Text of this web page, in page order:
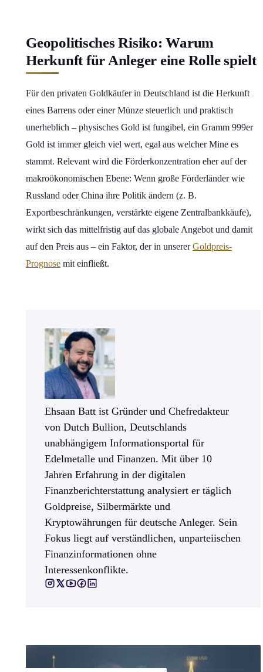
Geopolitisches Risiko: Warum
Herkunft für Anleger eine Rolle spielt
Für den privaten Goldkäufer in Deutschland ist die Herkunft
eines Barrens oder einer Münze steuerlich und praktisch
unerheblich – physisches Gold ist fungibel, ein Gramm 999er
Gold ist immer gleich viel wert, egal aus welcher Mine es
stammt. Relevant wird die Förderkonzentration eher auf der
makroökonomischen Ebene: Wenn große Förderländer wie
Russland oder China ihre Politik ändern (z. B.
Exportbeschränkungen, verstärkte eigene Zentralbankkäufe),
wirkt sich das mittelfristig auf das globale Angebot und damit
auf den Preis aus – ein Faktor, der in unsererGoldpreis-
Prognose mit einfließt.
Ehsaan Batt ist Gründer und Chefredakteur
von Dutch Bullion, Deutschlands
unabhängigem Informationsportal für
Edelmetalle und Finanzen. Mit über 10
Jahren Erfahrung in der digitalen
Finanzberichterstattung analysiert er täglich
Goldpreise, Silbermärkte und
Kryptowährungen für deutsche Anleger. Sein
Fokus liegt auf verständlichen, unparteiischen
Finanzinformationen ohne
Interessenkonflikte.